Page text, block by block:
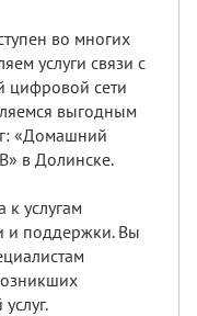
во многих
услуги связи с
цифровой сети
выгодным
«Домашний
в Долинске.
услугам
и поддержки. Вы